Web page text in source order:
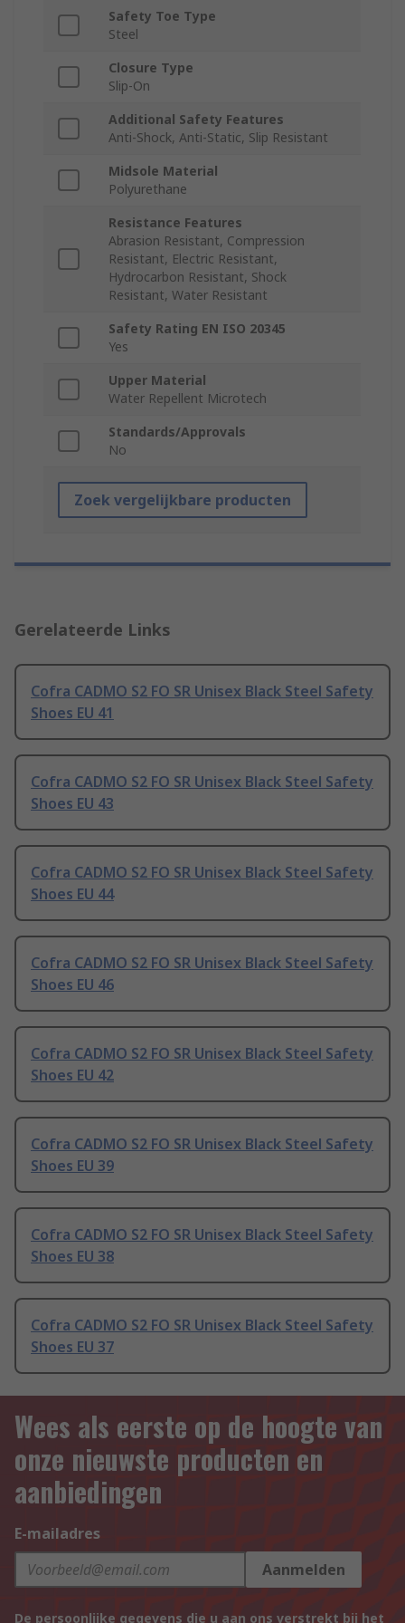
Safety Toe Type
Steel
Closure Type
Slip-On
Additional Safety Features
Anti-Shock, Anti-Static, Slip Resistant
Midsole Material
Polyurethane
Resistance Features
Abrasion Resistant, Compression
Resistant, Electric Resistant,
Hydrocarbon Resistant, Shock
Resistant, Water Resistant
Safety Rating EN ISO 20345
Yes
Upper Material
Water Repellent Microtech
Standards/Approvals
No
Zoek vergelijkbare producten
Gerelateerde Links
Cofra CADMO S2 FO SR Unisex Black Steel Safety
Shoes EU 41
Cofra CADMO S2 FO SR Unisex Black Steel Safety
Shoes EU 43
Cofra CADMO S2 FO SR Unisex Black Steel Safety
Shoes EU 44
Cofra CADMO S2 FO SR Unisex Black Steel Safety
Shoes EU 46
Cofra CADMO S2 FO SR Unisex Black Steel Safety
Shoes EU 42
Cofra CADMO S2 FO SR Unisex Black Steel Safety
Shoes EU 39
Cofra CADMO S2 FO SR Unisex Black Steel Safety
Shoes EU 38
Cofra CADMO S2 FO SR Unisex Black Steel Safety
Shoes EU 37
Wees als eerste op de hoogte van
onze nieuwste producten en
aanbiedingen
E-mailadres
Aanmelden
De persoonlijke gegevens die u aan ons verstrekt bij het